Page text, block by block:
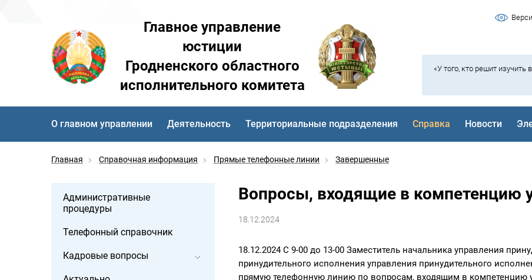
Главное управление
юстиции
Гродненского областного
исполнительного комитета
«У того, кто решит
О главном управлении Деятельность Территориальные подразделения Справка Новости
Главная Справочная информация Прямые телефонные линии Завершенные
Вопросы, входящие в компетенцию
18.12.2024
18.12.2024 С 9-00 до 13-00 Заместитель начальника управления
принудительного исполнения управления принудительного
прямую телефонную линию по вопросам, входящим в компетенцию
Административные
процедуры
Телефонный справочник
Кадровые вопросы